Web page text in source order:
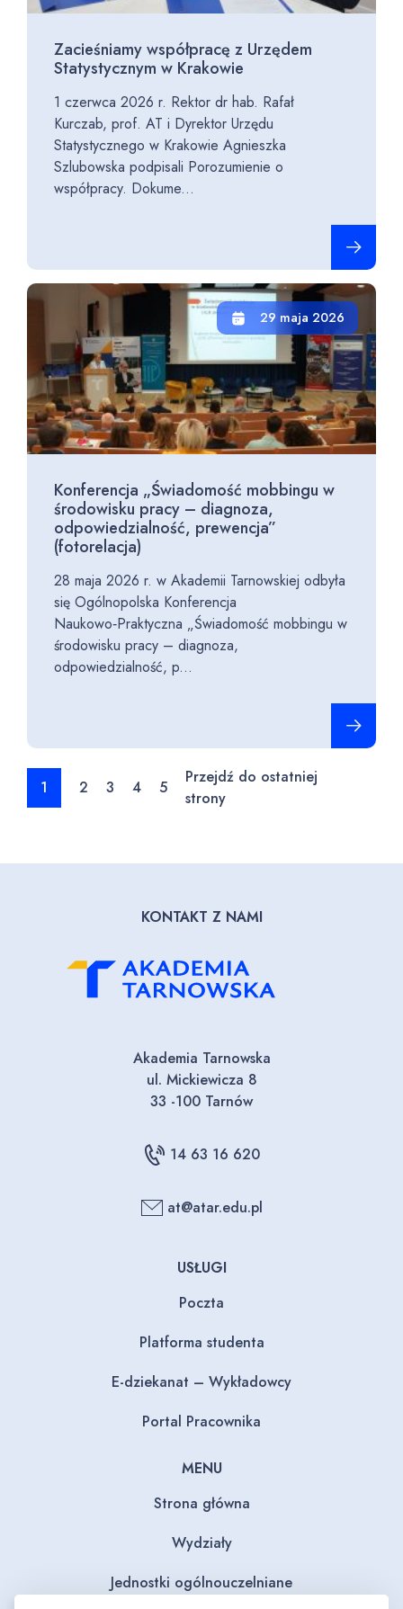
Zacieśniamy współpracę z Urzędem
Statystycznym w Krakowie
1 czerwca 2026 r. Rektor dr hab. Rafał
Kurczab, prof. AT i Dyrektor Urzędu
Statystycznego w Krakowie Agnieszka
Szlubowska podpisali Porozumienie o
współpracy. Dokume...
29 maja 2026
Konferencja „Świadomość mobbingu w
środowisku pracy – diagnoza,
odpowiedzialność, prewencja”
(fotorelacja)
28 maja 2026 r. w Akademii Tarnowskiej odbyła
się Ogólnopolska Konferencja
Naukowo‑Praktyczna „Świadomość mobbingu w
środowisku pracy – diagnoza,
odpowiedzialność, p...
1 2 3 4 5
Przejdź do ostatniej
strony
KONTAKT Z NAMI
Akademia Tarnowska
ul. Mickiewicza 8
33 -100 Tarnów
14 63 16 620
at@atar.edu.pl
USŁUGI
Poczta
Platforma studenta
E-dziekanat – Wykładowcy
Portal Pracownika
MENU
Strona główna
Wydziały
Jednostki ogólnouczelniane